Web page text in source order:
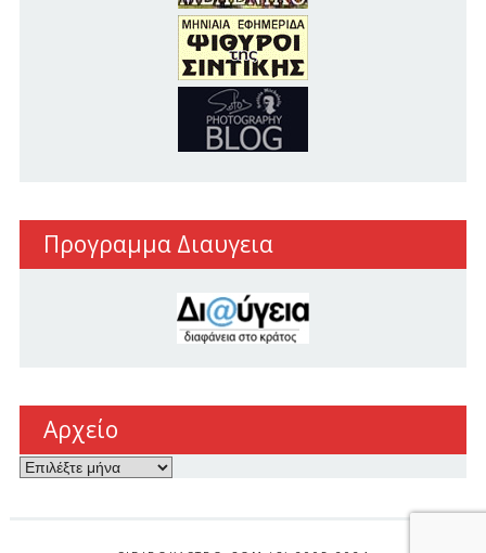
Προγραμμα Διαυγεια
Αρχείο
Αρχείο